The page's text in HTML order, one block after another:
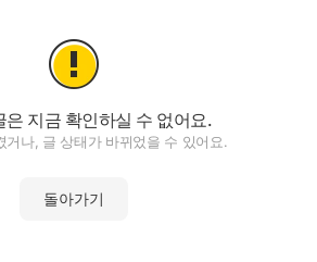
은 지금 확인하실 수 없어요.
거나, 글 상태가 바뀌었을 수 있어요.
돌아가기